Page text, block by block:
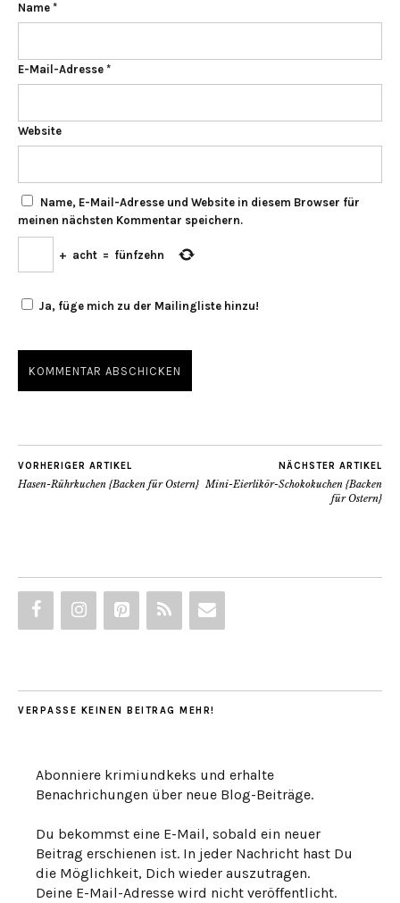
Name *
E-Mail-Adresse *
Website
Name, E-Mail-Adresse und Website in diesem Browser für
meinen nächsten Kommentar speichern.
+ acht = fünfzehn
Ja, füge mich zu der Mailingliste hinzu!
VORHERIGER ARTIKEL
Hasen-Rührkuchen {Backen für Ostern}
NÄCHSTER ARTIKEL
Mini-Eierlikör-Schokokuchen {Backen
für Ostern}
VERPASSE KEINEN BEITRAG MEHR!
Abonniere krimiundkeks und erhalte
Benachrichungen über neue Blog-Beiträge.
Du bekommst eine E-Mail, sobald ein neuer
Beitrag erschienen ist. In jeder Nachricht hast Du
die Möglichkeit, Dich wieder auszutragen.
Deine E-Mail-Adresse wird nicht veröffentlicht.